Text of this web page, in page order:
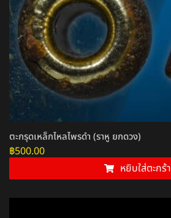
ตะกรุดเหล็กไหลไพรดำ (ราหู ยกดวง)
฿500.00
หยิบใส่ตะกร้า